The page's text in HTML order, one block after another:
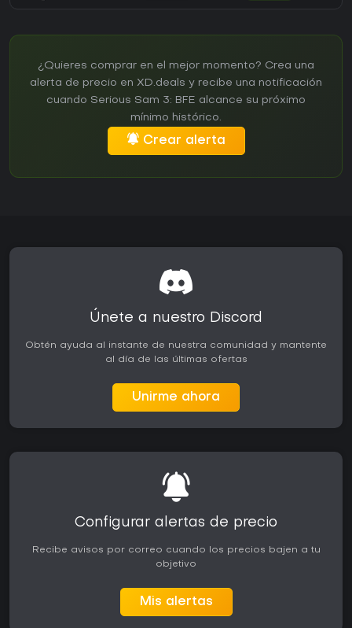
¿Quieres comprar en el mejor momento? Crea una
alerta de precio en XD.deals y recibe una notificación
cuando Serious Sam 3: BFE alcance su próximo
mínimo histórico.
Crear alerta
Únete a nuestro Discord
Obtén ayuda al instante de nuestra comunidad y mantente
al día de las últimas ofertas
Unirme ahora
Configurar alertas de precio
Recibe avisos por correo cuando los precios bajen a tu
objetivo
Mis alertas